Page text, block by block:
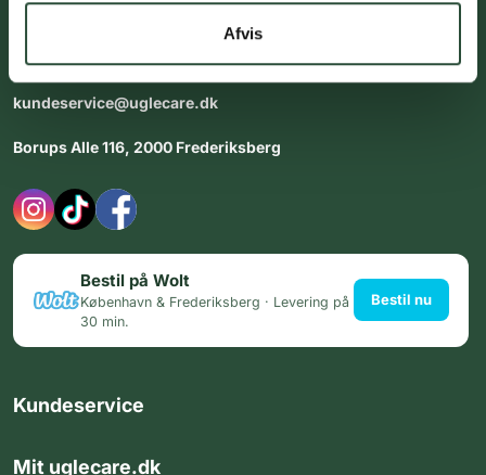
Afvis
Åbningstider i butikken:
kundeservice@uglecare.dk
Borups Alle 116, 2000 Frederiksberg
Bestil på Wolt
København & Frederiksberg · Levering på
30 min.
Bestil nu
Kundeservice
Mit uglecare.dk